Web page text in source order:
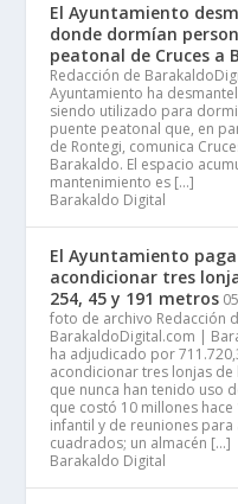
El Ayuntamiento
donde dormían
peatonal de Cruces a
Redacción de
Ayuntamiento ha
siendo utilizado para
puente peatonal que, en
de Rontegi, comunica
Barakaldo. El espacio
mantenimiento es […]
Barakaldo Digital
El Ayuntamiento
acondicionar tres
254, 45 y 191 metros
foto de archivo Redacción
BarakaldoDigital.com |
ha adjudicado por
acondicionar tres lonjas de
que nunca han tenido uso
que costó 10 millones
infantil y de reuniones
cuadrados; un almacén […]
Barakaldo Digital